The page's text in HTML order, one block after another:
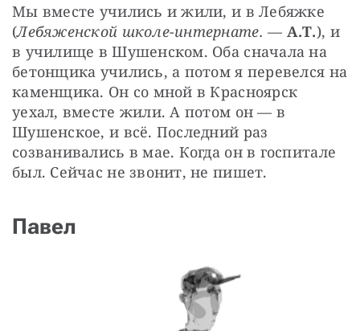
Мы вместе учились и жили, и в Лебяжке
(Лебяженской школе-интернате. — А.Т.), и
в училище в Шушенском. Оба сначала на
бетонщика учились, а потом я перевелся на
каменщика. Он со мной в Красноярск
уехал, вместе жили. А потом он — в
Шушенское, и всё. Последний раз
созванивались в мае. Когда он в госпитале
был. Сейчас не звонит, не пишет.
Павел